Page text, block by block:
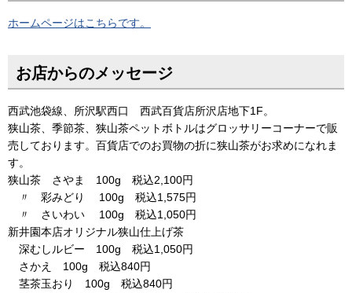
ホームページはこちらです。
お店からのメッセージ
西武池袋線、所沢駅西口 西武百貨店所沢店地下1F。
狭山茶、季節茶、狭山茶ペットボトルはグロッサリーコーナーで販
売しております。百貨店でのお買物の折に狭山茶がお求めになれま
す。
狭山茶 さやま 100g 税込2,100円
〃 彩みどり 100g 税込1,575円
〃 さいわい 100g 税込1,050円
新井園本店オリジナル狭山仕上げ茶
深むしルビー 100g 税込1,050円
さかえ 100g 税込840円
茎茶玉おり 100g 税込840円